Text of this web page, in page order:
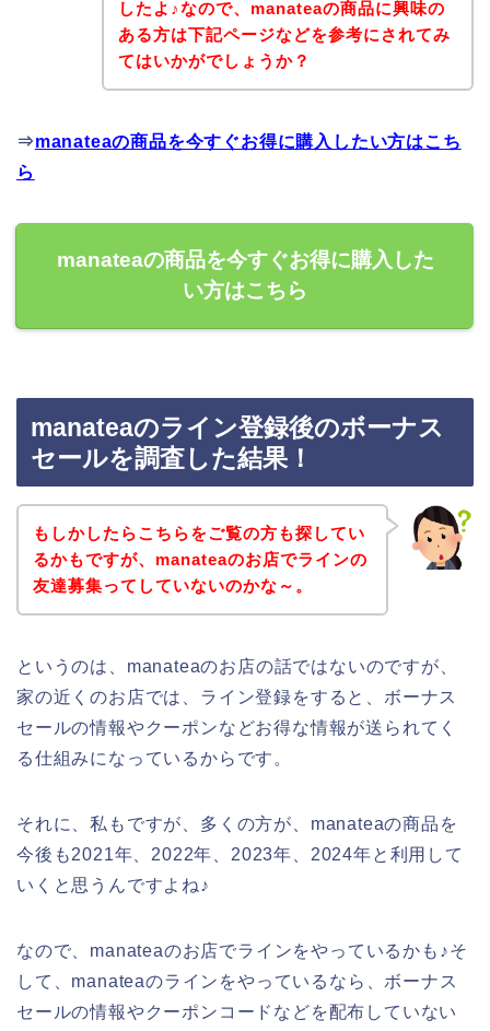
したよ♪なので、manateaの商品に興味の
ある方は下記ページなどを参考にされてみ
てはいかがでしょうか？
⇒manateaの商品を今すぐお得に購入したい方はこち
ら
manateaの商品を今すぐお得に購入した
い方はこちら
manateaのライン登録後のボーナス
セールを調査した結果！
もしかしたらこちらをご覧の方も探してい
るかもですが、manateaのお店でラインの
友達募集ってしていないのかな～。
というのは、manateaのお店の話ではないのですが、
家の近くのお店では、ライン登録をすると、ボーナス
セールの情報やクーポンなどお得な情報が送られてく
る仕組みになっているからです。
それに、私もですが、多くの方が、manateaの商品を
今後も2021年、2022年、2023年、2024年と利用して
いくと思うんですよね♪
なので、manateaのお店でラインをやっているかも♪そ
して、manateaのラインをやっているなら、ボーナス
セールの情報やクーポンコードなどを配布していない